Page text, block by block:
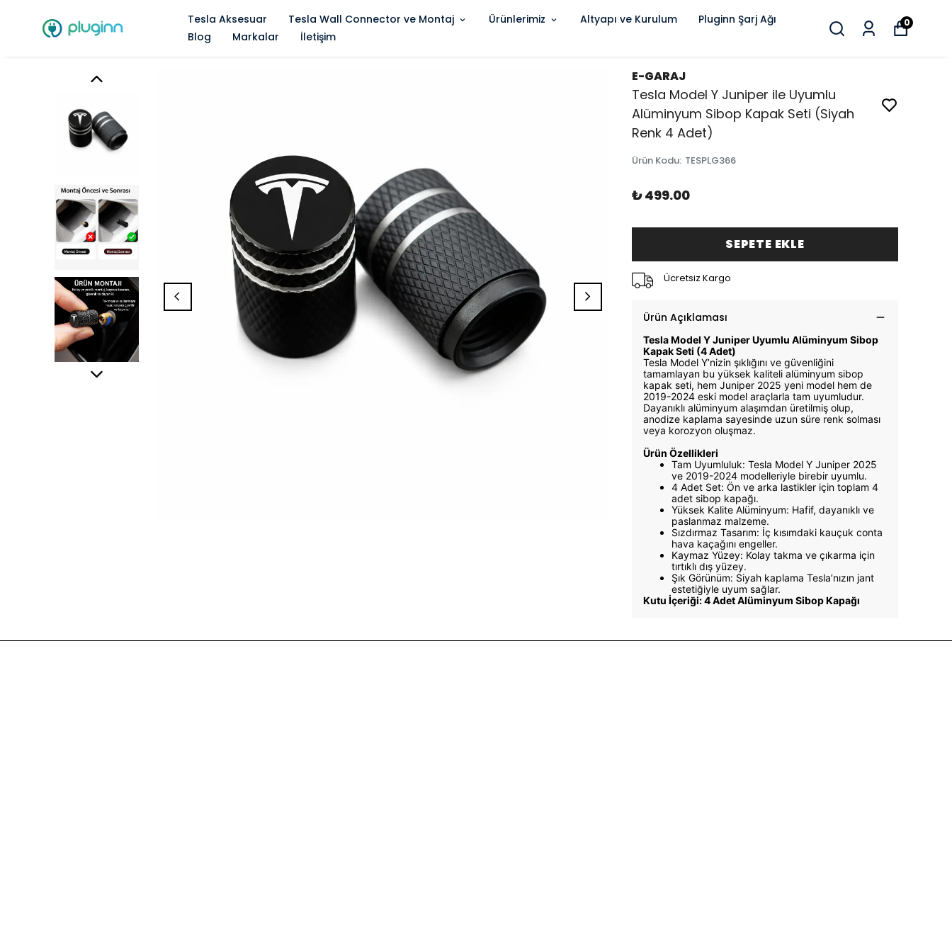
Tesla Aksesuar Tesla Wall Connector ve Montaj Ürünlerimiz Altyapı ve Kurulum
Pluginn Şarj Ağı
Blog
Markalar İletişim
0
E-GARAJ
Tesla Model Y Juniper ile Uyumlu
Alüminyum Sibop Kapak Seti (Siyah
Renk 4 Adet)
Ürün Kodu: TESPLG366
₺ 499.00
SEPETE EKLE
Ücretsiz Kargo
Ürün Açıklaması
Tesla Model Y Juniper Uyumlu Alüminyum Sibop
Kapak Seti (4 Adet)
Tesla Model Y’nizin şıklığını ve güvenliğini
tamamlayan bu yüksek kaliteli alüminyum sibop
kapak seti, hem Juniper 2025 yeni model hem de
2019-2024 eski model araçlarla tam uyumludur.
Dayanıklı alüminyum alaşımdan üretilmiş olup,
anodize kaplama sayesinde uzun süre renk solması
veya korozyon oluşmaz.
Ürün Özellikleri
Tam Uyumluluk: Tesla Model Y Juniper 2025
ve 2019-2024 modelleriyle birebir uyumlu.
4 Adet Set: Ön ve arka lastikler için toplam 4
adet sibop kapağı.
Yüksek Kalite Alüminyum: Hafif, dayanıklı ve
paslanmaz malzeme.
Sızdırmaz Tasarım: İç kısımdaki kauçuk conta
hava kaçağını engeller.
Kaymaz Yüzey: Kolay takma ve çıkarma için
tırtıklı dış yüzey.
Şık Görünüm: Siyah kaplama Tesla’nızın jant
estetiğiyle uyum sağlar.
Kutu İçeriği: 4 Adet Alüminyum Sibop Kapağı